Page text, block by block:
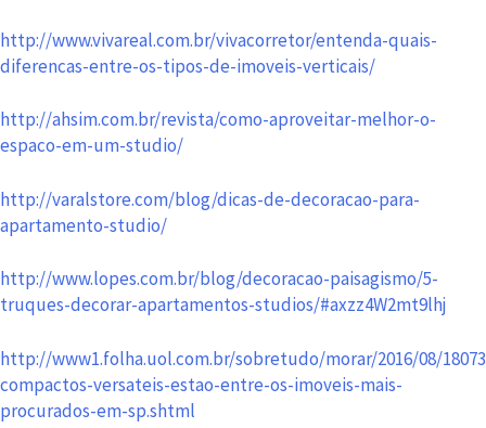
http://www.vivareal.com.br/vivacorretor/entenda-quais-
diferencas-entre-os-tipos-de-imoveis-verticais/
http://ahsim.com.br/revista/como-aproveitar-melhor-o-
espaco-em-um-studio/
http://varalstore.com/blog/dicas-de-decoracao-para-
apartamento-studio/
http://www.lopes.com.br/blog/decoracao-paisagismo/5-
truques-decorar-apartamentos-studios/#axzz4W2mt9lhj
http://www1.folha.uol.com.br/sobretudo/morar/2016/08/
compactos-versateis-estao-entre-os-imoveis-mais-
procurados-em-sp.shtml